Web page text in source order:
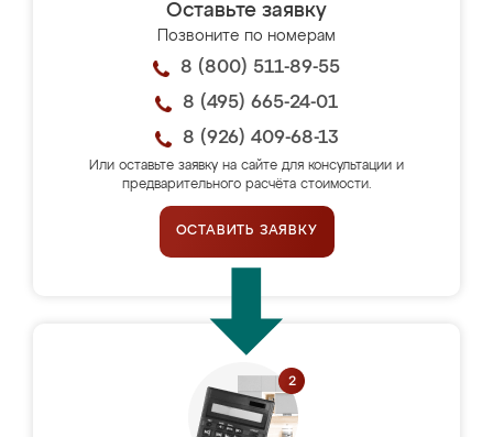
Оставьте заявку
Позвоните по номерам
8 (800) 511-89-55
8 (495) 665-24-01
8 (926) 409-68-13
Или оставьте заявку на сайте для консультации и
предварительного расчёта стоимости.
ОСТАВИТЬ ЗАЯВКУ